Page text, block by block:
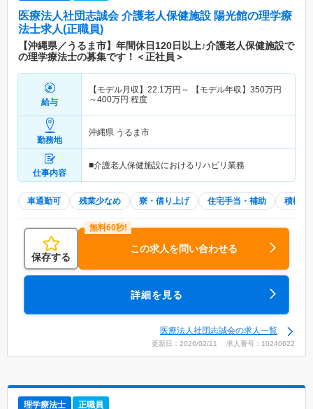
医療法人社団志誠会 介護老人保健施設 陽光館の理学療
法士求人(正職員)
【沖縄県／うるま市】年間休日120日以上♪介護老人保健施設で
の理学療法士の募集です！＜正社員＞
給与
【モデル月収】 22.1万円～ 【モデル年収】 350万円
～400万円 程度
勤務地
沖縄県 うるま市
仕事内容
■介護老人保健施設におけるリハビリ業務
車通勤可 残業少なめ 寮・借り上げ 住宅手当・補助 積極採
保存する
この求人を問い合わせる
詳細を見る
医療法人社団志誠会の求人一覧
更新日：2026/02/11 求人番号：10240622
理学療法士 正職員